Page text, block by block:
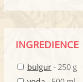
INGREDIENCE
bulgur- 250 g